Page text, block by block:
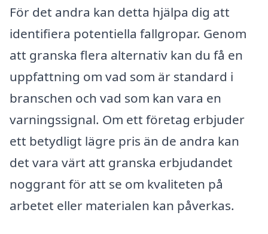
För det andra kan detta hjälpa dig att
identifiera potentiella fallgropar. Genom
att granska flera alternativ kan du få en
uppfattning om vad som är standard i
branschen och vad som kan vara en
varningssignal. Om ett företag erbjuder
ett betydligt lägre pris än de andra kan
det vara värt att granska erbjudandet
noggrant för att se om kvaliteten på
arbetet eller materialen kan påverkas.